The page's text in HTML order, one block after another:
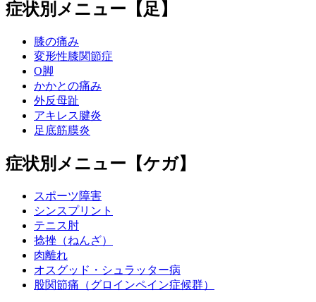
症状別メニュー【足】
膝の痛み
変形性膝関節症
O脚
かかとの痛み
外反母趾
アキレス腱炎
足底筋膜炎
症状別メニュー【ケガ】
スポーツ障害
シンスプリント
テニス肘
捻挫（ねんざ）
肉離れ
オスグッド・シュラッター病
股関節痛（グロインペイン症候群）